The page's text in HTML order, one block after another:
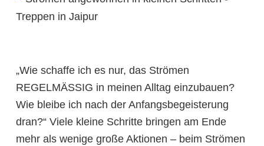
„Wie schaffe ich es nur, das Strömen
REGELMÄSSIG in meinen Alltag einzubauen?
Wie bleibe ich nach der Anfangsbegeisterung
dran?“ Viele kleine Schritte bringen am Ende
mehr als wenige große Aktionen – beim Strömen